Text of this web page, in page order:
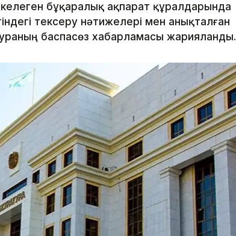
бұқаралық ақпарат құралдарында
тексеру нәтижелері мен анықталған
баспасөз хабарламасы жарияланды.